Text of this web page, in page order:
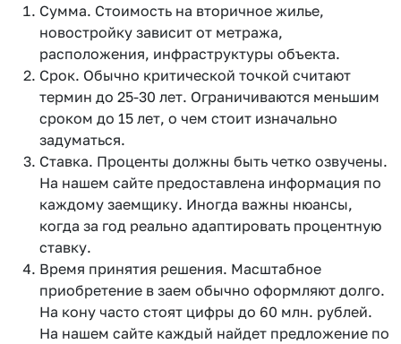
Сумма. Стоимость на вторичное жилье,
новостройку зависит от метража,
расположения, инфраструктуры объекта.
Срок. Обычно критической точкой считают
термин до 25-30 лет. Ограничиваются меньшим
сроком до 15 лет, о чем стоит изначально
задуматься.
Ставка. Проценты должны быть четко озвучены.
На нашем сайте предоставлена информация по
каждому заемщику. Иногда важны нюансы,
когда за год реально адаптировать процентную
ставку.
Время принятия решения. Масштабное
приобретение в заем обычно оформляют долго.
На кону часто стоят цифры до 60 млн. рублей.
На нашем сайте каждый найдет предложение по